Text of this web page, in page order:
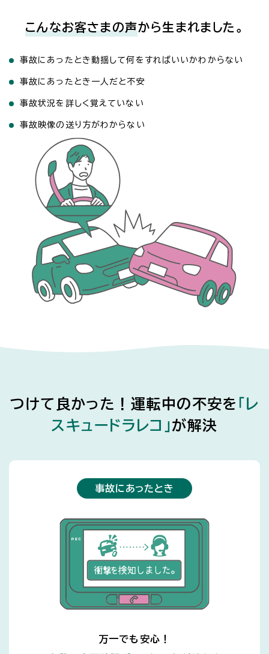
こんなお客さまの声から生まれました。
事故にあったとき動揺して何をすればいいかわからない
事故にあったとき一人だと不安
事故状況を詳しく覚えていない
事故映像の送り方がわからない
つけて良かった！運転中の不安を 「レ
スキュードラレコ」が解決
事故にあったとき
万一でも安心！